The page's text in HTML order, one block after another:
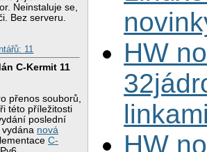
Neinstaluje se,
Bez serveru.
11
C-Kermit 11
přenos souborů,
této příležitosti
poslední
nová
C-
HW
HW